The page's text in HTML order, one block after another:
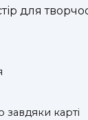
для
завдяки карті